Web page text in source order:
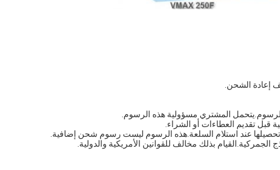
المشتري مسؤولية هذه الرسوم.
قبل تقديم العطاءات أو الشراء.
عند استلام السلعة.هذه الرسوم ليست رسوم شحن إضافية.
بذلك مخالف للقوانين الأمريكية والدولية.